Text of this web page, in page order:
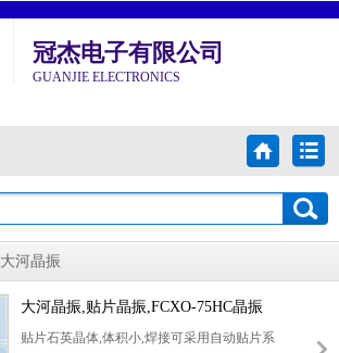
冠杰电子有限公司
GUANJIE ELECTRONICS
大河晶振
大河晶振,贴片晶振,FCXO-75HC晶振
贴片石英晶体,体积小,焊接可采用自动贴片系